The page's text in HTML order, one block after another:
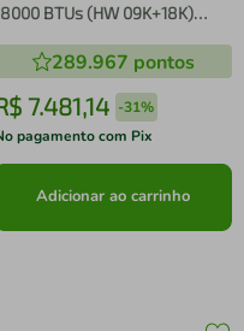
BTUs (HW 09K+18K)
R410A (38MBMBA18M5)
289.967 pontos
7.481,14 -31%
pagamento com Pix
Adicionar ao carrinho